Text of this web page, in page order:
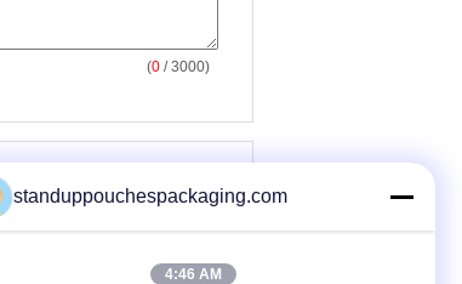
(0 / 3000)
standuppouchespackaging.com
4:46 AM